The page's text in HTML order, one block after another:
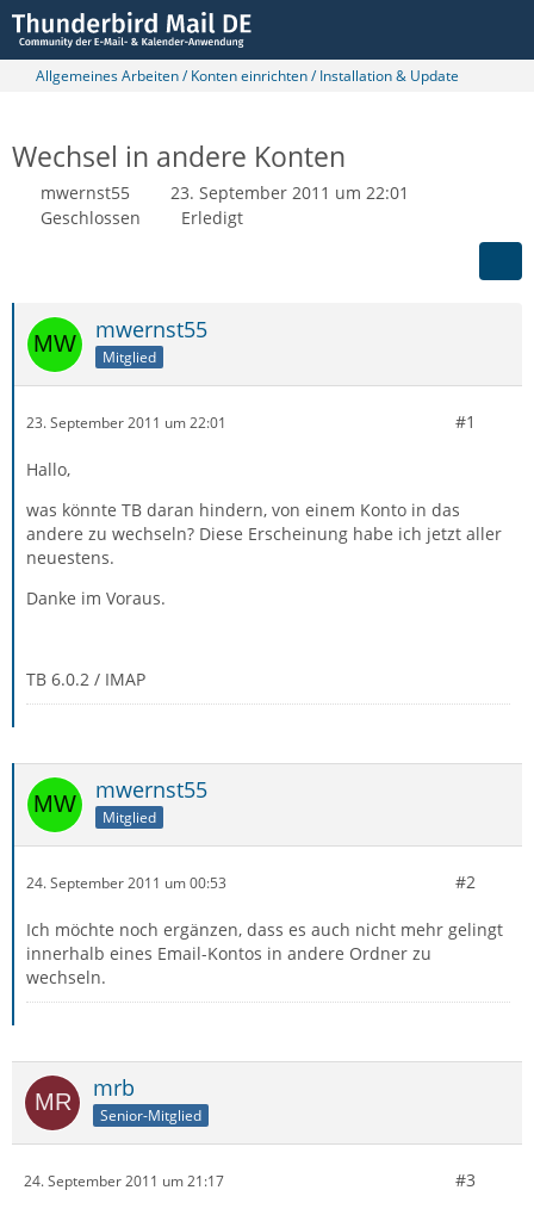
Allgemeines Arbeiten / Konten einrichten / Installation & Update
Wechsel in andere Konten
mwernst55
23. September 2011 um 22:01
Geschlossen
Erledigt
mwernst55
Mitglied
23. September 2011 um 22:01 #1
Hallo,
was könnte TB daran hindern, von einem Konto in das
andere zu wechseln? Diese Erscheinung habe ich jetzt aller
neuestens.
Danke im Voraus.
TB 6.0.2 / IMAP
mwernst55
Mitglied
24. September 2011 um 00:53 #2
Ich möchte noch ergänzen, dass es auch nicht mehr gelingt
innerhalb eines Email-Kontos in andere Ordner zu
wechseln.
mrb
Senior-Mitglied
24. September 2011 um 21:17 #3